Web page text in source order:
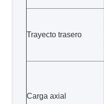
Trayecto trasero
Carga axial